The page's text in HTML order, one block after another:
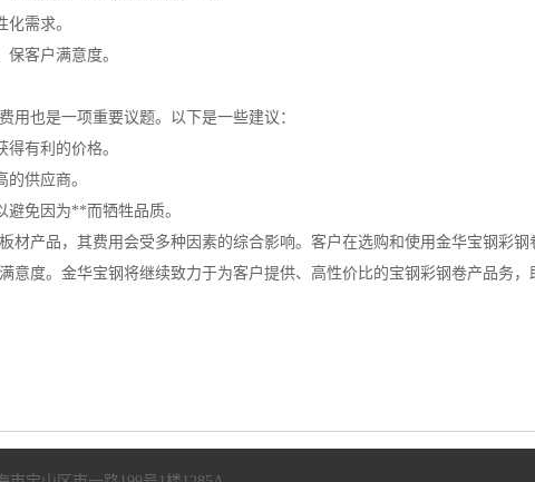
需求。
客户满意度。
用也是一项重要议题。以下是一些建议：
有利的价格。
供应商。
免因为**而牺牲品质。
材产品，其费用会受多种因素的综合影响。客户在选购和使用金华宝钢彩
意度。金华宝钢将继续致力于为客户提供、高性价比的宝钢彩钢卷产品务，